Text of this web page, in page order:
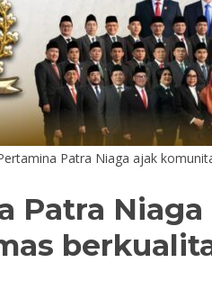
Patra Niaga ajak
Patra